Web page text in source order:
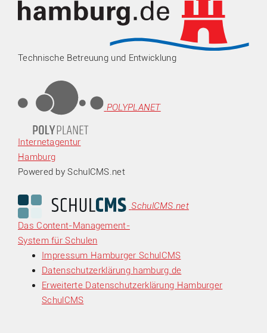
Technische Betreuung und Entwicklung
POLYPLANET
Internetagentur
Hamburg
Powered by SchulCMS.net
SchulCMS.net
Das Content-Management-
System für Schulen
Impressum Hamburger SchulCMS
Datenschutzerklärung hamburg.de
Erweiterte Datenschutzerklärung Hamburger
SchulCMS